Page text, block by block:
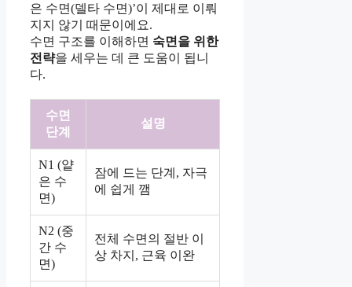
은 수면(델타 수면)’이 제대로 이뤄
지지 않기 때문이에요.
수면 구조를 이해하면 숙면을 위한
전략을 세우는 데 큰 도움이 됩니
다.
수면
단계
설명
N1 (얕
은 수
면)
잠에 드는 단계, 자극
에 쉽게 깸
N2 (중
간 수
면)
전체 수면의 절반 이
상 차지, 근육 이완